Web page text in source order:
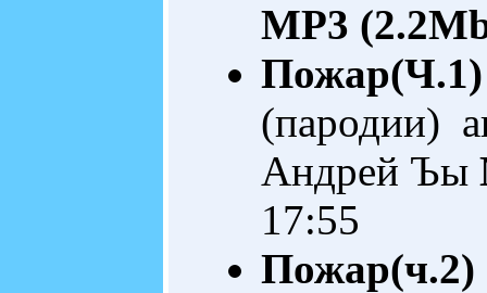
MP3
Пожар(Ч.1)
(пародии)
Андрей Ъы
17:55
Пожар(ч.2)